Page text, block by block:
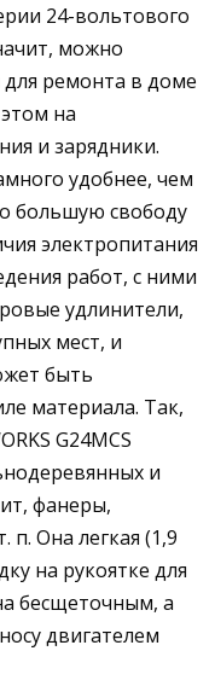
24-вольтового
можно
ремонта в доме
на
и зарядники.
удобнее, чем
большую свободу
электропитания
работ, с ними
удлинители,
мест, и
быть
материала. Так,
G24MCS
и
фанеры,
п. Она легкая (1,9
на рукоятке для
бесщеточным, а
двигателем